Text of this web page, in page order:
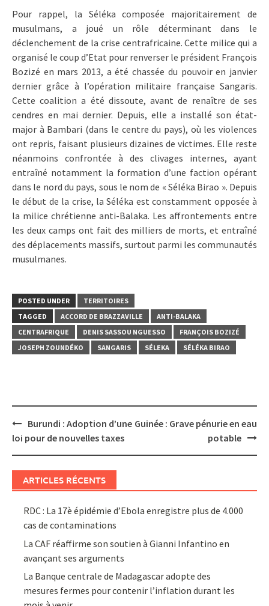
Pour rappel, la Séléka composée majoritairement de
musulmans, a joué un rôle déterminant dans le
déclenchement de la crise centrafricaine. Cette milice qui a
organisé le coup d’Etat pour renverser le président François
Bozizé en mars 2013, a été chassée du pouvoir en janvier
dernier grâce à l’opération militaire française Sangaris.
Cette coalition a été dissoute, avant de renaître de ses
cendres en mai dernier. Depuis, elle a installé son état-
major à Bambari (dans le centre du pays), où les violences
ont repris, faisant plusieurs dizaines de victimes. Elle reste
néanmoins confrontée à des clivages internes, ayant
entraîné notamment la formation d’une faction opérant
dans le nord du pays, sous le nom de « Séléka Birao ». Depuis
le début de la crise, la Séléka est constamment opposée à
la milice chrétienne anti-Balaka. Les affrontements entre
les deux camps ont fait des milliers de morts, et entraîné
des déplacements massifs, surtout parmi les communautés
musulmanes.
POSTED UNDER
TERRITOIRES
TAGGED
ACCORD DE BRAZZAVILLE
ANTI-BALAKA
CENTRAFRIQUE
DENIS SASSOU NGUESSO
FRANÇOIS BOZIZÉ
JOSEPH ZOUNDÉKO
SANGARIS SÉLEKA SÉLÉKA BIRAO
Post
navigation
Burundi : Adoption d’une
loi pour de nouvelles taxes
Guinée : Grave pénurie en eau
potable
ARTICLES RÉCENTS
RDC : La 17è épidémie d’Ebola enregistre plus de 4.000
cas de contaminations
La CAF réaffirme son soutien à Gianni Infantino en
avançant ses arguments
La Banque centrale de Madagascar adopte des
mesures fermes pour contenir l’inflation durant les